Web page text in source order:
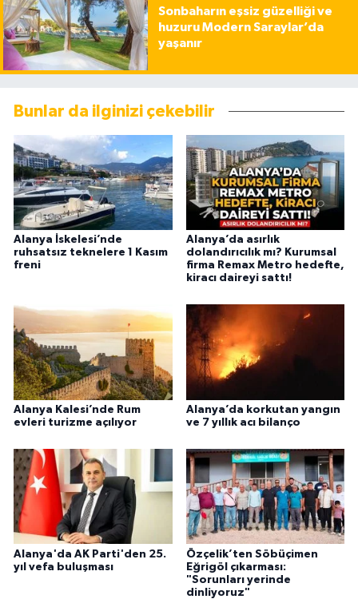
Sonbaharın eşsiz güzelliği ve
huzuru Modern Saraylar’da
yaşanır
Bunlar da ilginizi çekebilir
Alanya İskelesi’nde
ruhsatsız teknelere 1 Kasım
freni
Alanya’da asırlık
dolandırıcılık mı? Kurumsal
firma Remax Metro hedefte,
kiracı daireyi sattı!
Alanya Kalesi’nde Rum
evleri turizme açılıyor
Alanya’da korkutan yangın
ve 7 yıllık acı bilanço
Alanya'da AK Parti'den 25.
yıl vefa buluşması
Özçelik’ten Söbüçimen
Eğrigöl çıkarması:
"Sorunları yerinde
dinliyoruz"